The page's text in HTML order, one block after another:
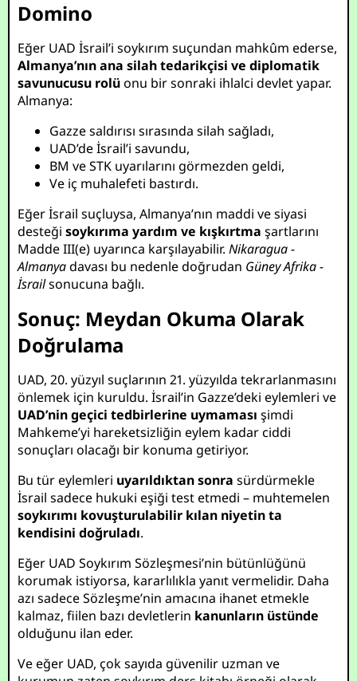
Domino
Eğer UAD İsrail’i soykırım suçundan mahkûm ederse,
Almanya’nın ana silah tedarikçisi ve diplomatik
savunucusu rolüonu bir sonraki ihlalci devlet yapar.
Almanya:
Gazze saldırısı sırasında silah sağladı,
UAD’de İsrail’i savundu,
BM ve STK uyarılarını görmezden geldi,
Ve iç muhalefeti bastırdı.
Eğer İsrail suçluysa, Almanya’nın maddi ve siyasi
desteğisoykırıma yardım ve kışkırtma şartlarını
Madde III(e) uyarınca karşılayabilir.Nikaragua -
Almanyadavası bu nedenle doğrudan Güney Afrika -
İsrailsonucuna bağlı.
Sonuç: Meydan Okuma Olarak
Doğrulama
UAD, 20. yüzyıl suçlarının 21. yüzyılda tekrarlanmasını
önlemek için kuruldu. İsrail’in Gazze’deki eylemleri ve
UAD’nin geçici tedbirlerine uymaması şimdi
Mahkeme’yi hareketsizliğin eylem kadar ciddi
sonuçları olacağı bir konuma getiriyor.
Bu tür eylemleri uyarıldıktan sonra sürdürmekle
İsrail sadece hukuki eşiği test etmedi – muhtemelen
soykırımı kovuşturulabilir kılan niyetin ta
kendisini doğruladı.
Eğer UAD Soykırım Sözleşmesi’nin bütünlüğünü
korumak istiyorsa, kararlılıkla yanıt vermelidir. Daha
azı sadece Sözleşme’nin amacına ihanet etmekle
kalmaz, fiilen bazı devletlerin kanunların üstünde
olduğunu ilan eder.
Ve eğer UAD, çok sayıda güvenilir uzman ve